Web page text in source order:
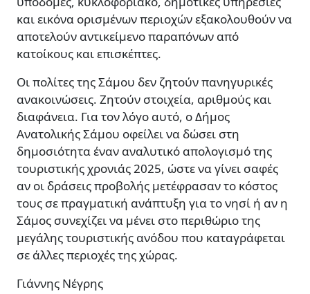
και εικόνα ορισμένων περιοχών εξακολουθούν να
αποτελούν αντικείμενο παραπόνων από
κατοίκους και επισκέπτες.
Οι πολίτες της Σάμου δεν ζητούν πανηγυρικές
ανακοινώσεις. Ζητούν στοιχεία, αριθμούς και
διαφάνεια. Για τον λόγο αυτό, ο Δήμος
Ανατολικής Σάμου οφείλει να δώσει στη
δημοσιότητα έναν αναλυτικό απολογισμό της
τουριστικής χρονιάς 2025, ώστε να γίνει σαφές
αν οι δράσεις προβολής μετέφρασαν το κόστος
τους σε πραγματική ανάπτυξη για το νησί ή αν η
Σάμος συνεχίζει να μένει στο περιθώριο της
μεγάλης τουριστικής ανόδου που καταγράφεται
σε άλλες περιοχές της χώρας.
Γιάννης Νέγρης